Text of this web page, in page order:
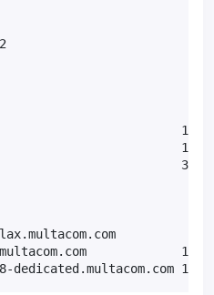
100.0
0.0%
0.0%
0.0%
dedicated.multacom.com